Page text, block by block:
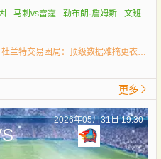
马刺vs雷霆 勒布朗·詹姆斯
文班
昔日联盟宠儿沦为烫手山芋！杜兰特交易困局：顶级数据难掩更衣室隐患
更多
2026年05月31日 19:30